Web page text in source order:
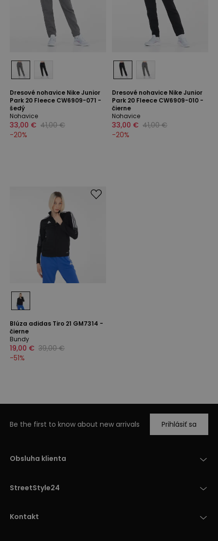
Dresové nohavice Nike Junior
Park 20 Fleece CW6909-071 -
šedý
Nohavice
33,00 € 41,00 €
-20%
Dresové nohavice Nike Junior
Park 20 Fleece CW6909-010 -
čierne
Nohavice
33,00 € 41,00 €
-20%
Blúza adidas Tiro 21 GM7314 -
čierne
Bundy
19,00 € 39,00 €
-51%
Be the first to know about new arrivals Prihlásiť sa
Obsluha klienta
StreetStyle24
Kontakt